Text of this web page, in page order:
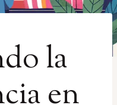
la
en